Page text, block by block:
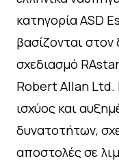
κατηγορία ASD
βασίζονται
σχεδιασμό
Robert Allan Ltd.
ισχύος και
δυνατοτήτων,
αποστολές σε